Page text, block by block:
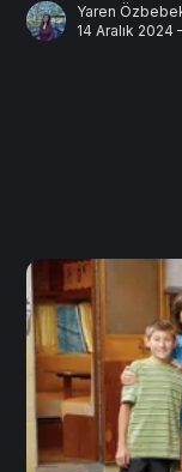
Yaren
14 Aralık